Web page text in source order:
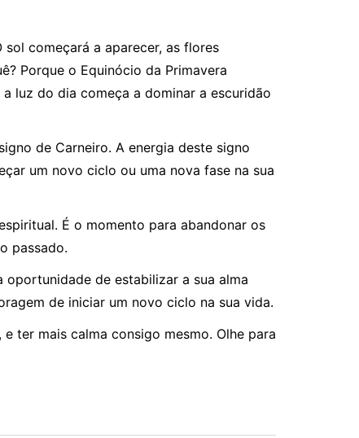
começará a aparecer, as flores
Porque o Equinócio da Primavera
luz do dia começa a dominar a escuridão
de Carneiro. A energia deste signo
um novo ciclo ou uma nova fase na sua
É o momento para abandonar os
passado.
oportunidade de estabilizar a sua alma
de iniciar um novo ciclo na sua vida.
ter mais calma consigo mesmo. Olhe para